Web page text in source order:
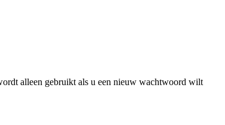
alleen gebruikt als u een nieuw wachtwoord wilt